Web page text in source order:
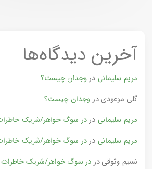
آخرین دیدگاه‌ها
مریم سلیمانی در وجدان چیست؟
گلی موعودی در وجدان چیست؟
مریم سلیمانی در در سوگ خواهر/شریک
مریم سلیمانی در در سوگ خواهر/شریک
نسیم وثوقی در در سوگ خواهر/شریک